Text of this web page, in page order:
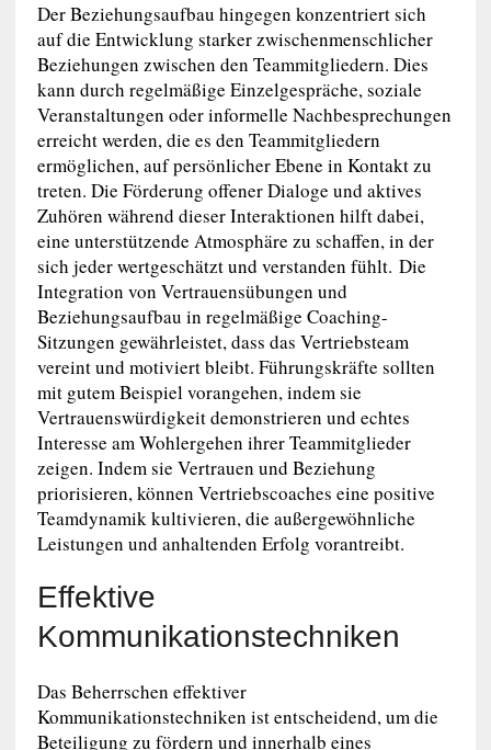
Der Beziehungsaufbau hingegen konzentriert sich
auf die Entwicklung starker zwischenmenschlicher
Beziehungen zwischen den Teammitgliedern. Dies
kann durch regelmäßige Einzelgespräche, soziale
Veranstaltungen oder informelle Nachbesprechungen
erreicht werden, die es den Teammitgliedern
ermöglichen, auf persönlicher Ebene in Kontakt zu
treten. Die Förderung offener Dialoge und aktives
Zuhören während dieser Interaktionen hilft dabei,
eine unterstützende Atmosphäre zu schaffen, in der
sich jeder wertgeschätzt und verstanden fühlt. Die
Integration von Vertrauensübungen und
Beziehungsaufbau in regelmäßige Coaching-
Sitzungen gewährleistet, dass das Vertriebsteam
vereint und motiviert bleibt. Führungskräfte sollten
mit gutem Beispiel vorangehen, indem sie
Vertrauenswürdigkeit demonstrieren und echtes
Interesse am Wohlergehen ihrer Teammitglieder
zeigen. Indem sie Vertrauen und Beziehung
priorisieren, können Vertriebscoaches eine positive
Teamdynamik kultivieren, die außergewöhnliche
Leistungen und anhaltenden Erfolg vorantreibt.
Effektive
Kommunikationstechniken
Das Beherrschen effektiver
Kommunikationstechniken ist entscheidend, um die
Beteiligung zu fördern und innerhalb eines